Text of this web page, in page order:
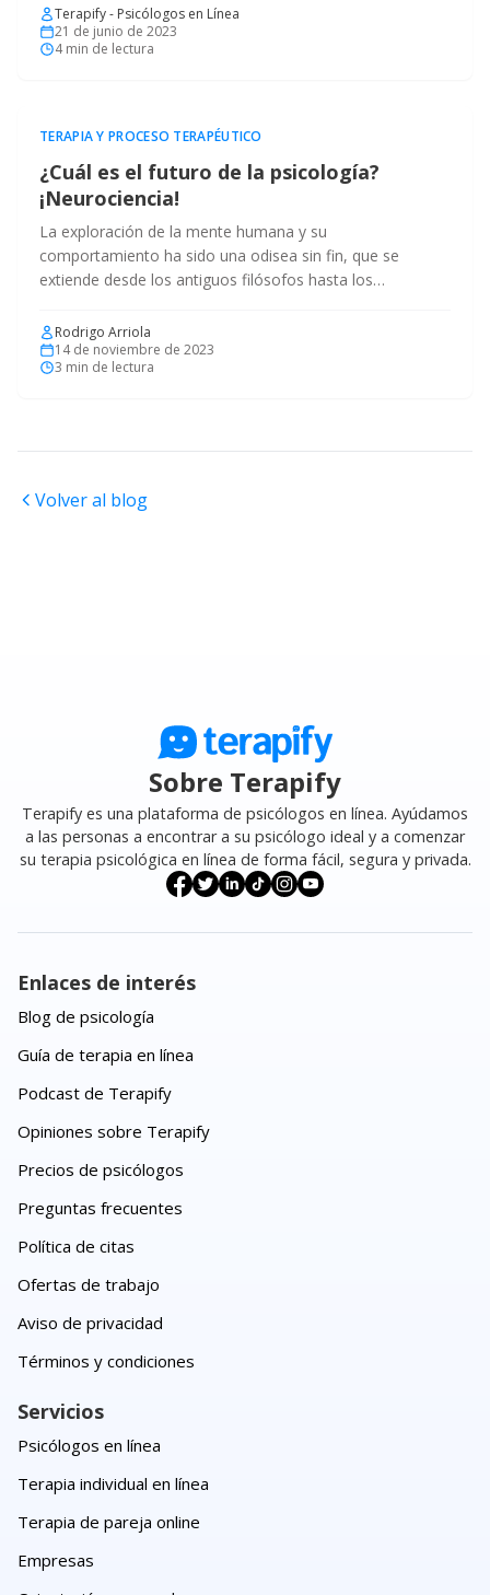
Terapify - Psicólogos en Línea
21 de junio de 2023
4min de lectura
TERAPIA Y PROCESO TERAPÉUTICO
¿Cuál es el futuro de la psicología?
¡Neurociencia!
La exploración de la mente humana y su
comportamiento ha sido una odisea sin fin, que se
extiende desde los antiguos filósofos hasta los
Rodrigo Arriola
14 de noviembre de 2023
3 min de lectura
Volver al blog
Sobre Terapify
Terapify es una plataforma de psicólogos en línea. Ayúdamos
a las personas a encontrar a su psicólogo ideal y a comenzar
su terapia psicológica en línea de forma fácil, segura y privada.
Enlaces de interés
Blog de psicología
Guía de terapia en línea
Podcast de Terapify
Opiniones sobre Terapify
Precios de psicólogos
Preguntas frecuentes
Política de citas
Ofertas de trabajo
Aviso de privacidad
Términos y condiciones
Servicios
Psicólogos en línea
Terapia individual en línea
Terapia de pareja online
Empresas